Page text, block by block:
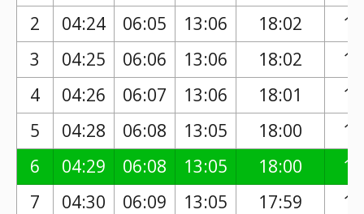
2
04:24 06:05 13:06 18:02
3
04:25 06:06 13:06 18:02
4
04:26 06:07 13:06 18:01
5
04:28 06:08 13:05 18:00
6
04:29 06:08 13:05 18:00
7
04:30 06:09 13:05 17:59